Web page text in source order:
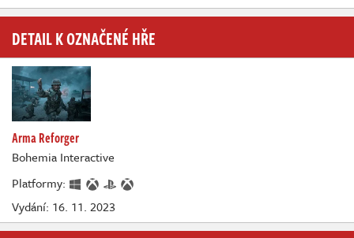
DETAIL K OZNAČENÉ HŘE
Arma Reforger
Bohemia Interactive
Platformy:
Vydání: 16. 11. 2023